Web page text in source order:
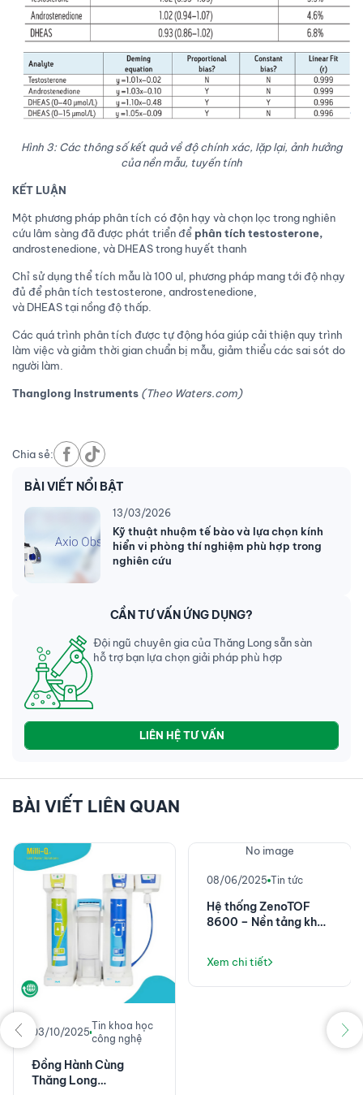
Hình 3: Các thông số kết quả về độ chính xác, lặp lại, ảnh hưởng
của nền mẫu, tuyến tính
KẾT LUẬN
Một phương pháp phân tích có độn hạy và chọn lọc trong nghiên
cứu lâm sàng đã được phát triển để phân tích testosterone,
androstenedione, và DHEAS trong huyết thanh
Chỉ sử dụng thể tích mẫu là 100 ul, phương pháp mang tới độ nhạy
đủ để phân tích testosterone, androstenedione,
và DHEAS tại nồng độ thấp.
Các quá trình phân tích được tự động hóa giúp cải thiện quy trình
làm việc và giảm thời gian chuẩn bị mẫu, giảm thiểu các sai sót do
người làm.
Thanglong Instruments (Theo Waters.com)
Chia sẻ:
BÀI VIẾT NỔI BẬT
13/03/2026
Kỹ thuật nhuộm tế bào và lựa chọn kính
hiển vi phòng thí nghiệm phù hợp trong
nghiên cứu
CẦN TƯ VẤN ỨNG DỤNG?
Đội ngũ chuyên gia của Thăng Long sẵn sàn
hỗ trợ bạn lựa chọn giải pháp phù hợp
LIÊN HỆ TƯ VẤN
BÀI VIẾT LIÊN QUAN
03/10/2025
Tin khoa học
công nghệ
Đồng Hành Cùng
Thăng Long
No image
08/06/2025 Tin tức
Hệ thống ZenoTOF
8600 – Nền tảng khối
độ nhạy đột phá
Xem chi tiết